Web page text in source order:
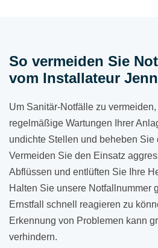
So vermeiden Sie
vom Installateur
Um Sanitär-Notfälle zu
regelmäßige Wartungen Ihrer
undichte Stellen und beheben Sie
Vermeiden Sie den Einsatz
Abflüssen und entlüften Sie Ihre
Halten Sie unsere Notfallnummer
Ernstfall schnell reagieren zu
Erkennung von Problemen kann
verhindern.